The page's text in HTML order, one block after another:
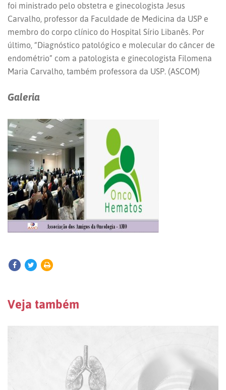
foi ministrado pelo obstetra e ginecologista Jesus
Carvalho, professor da Faculdade de Medicina da USP e
membro do corpo clínico do Hospital Sírio Libanês. Por
último, “Diagnóstico patológico e molecular do câncer de
endométrio” com a patologista e ginecologista Filomena
Maria Carvalho, também professora da USP. (ASCOM)
Galeria
Veja também